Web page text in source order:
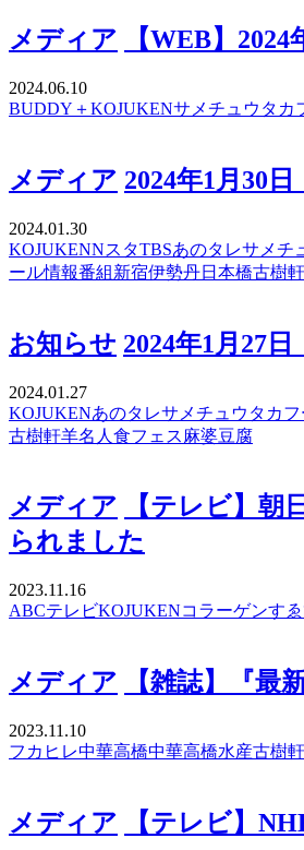
メディア 【WEB】
2024.06.10
BUDDY＋KOJUKENサメチュウタカ
メディア 2024年1月30
2024.01.30
KOJUKENNスタTBSあのタレサメチ
ール情報番組新宿伊勢丹日本橋古樹軒
お知らせ 2024年1月27
2024.01.27
KOJUKENあのタレサメチュウタカ
古樹軒羊名人 食フェス麻婆豆腐
メディア
【テレビ】
られました
2023.11.16
ABCテレビKOJUKENコラーゲンす
メディア 【雑誌】『最
2023.11.10
フカヒレ中華高橋中華高橋水産古樹軒
メディア 【テレビ】